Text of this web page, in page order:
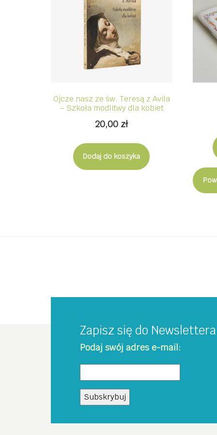
Ojcze nasz ze św. Teresą z Avila
– Szkoła modlitwy dla kobiet
20,00 zł
Dodaj do koszyka
Zapisz się do
Podaj swój adres e-mail: